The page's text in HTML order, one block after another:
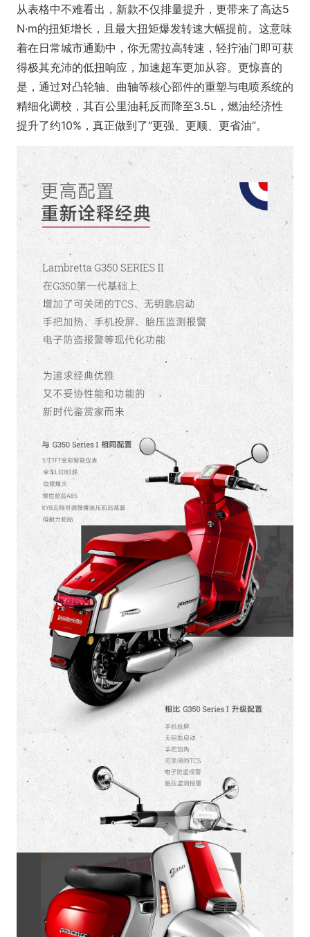
从表格中不难看出，新款不仅排量提升，更带来了高达5
N·m的扭矩增长，且最大扭矩爆发转速大幅提前。这意味
着在日常城市通勤中，你无需拉高转速，轻拧油门即可获
得极其充沛的低扭响应，加速超车更加从容。更惊喜的
是，通过对凸轮轴、曲轴等核心部件的重塑与电喷系统的
精细化调校，其百公里油耗反而降至3.5L，燃油经济性
提升了约10%，真正做到了“更强、更顺、更省油”。